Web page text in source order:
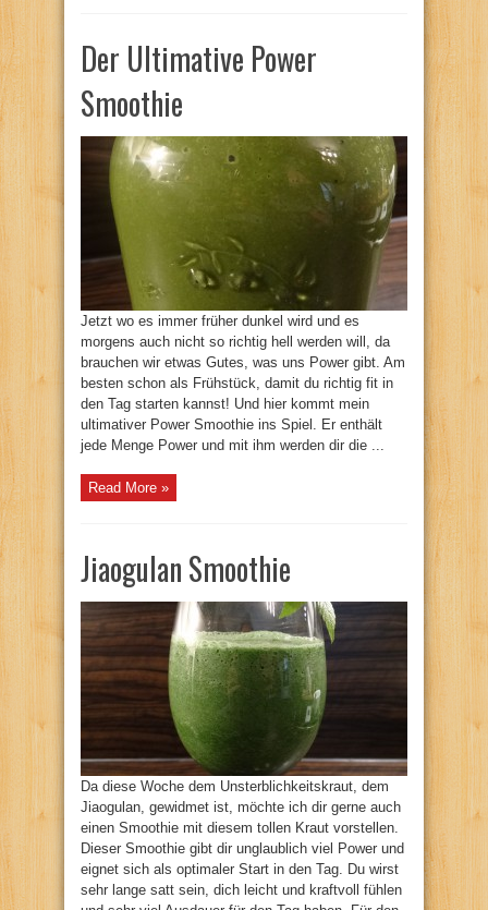
Der Ultimative Power
Smoothie
Jetzt wo es immer früher dunkel wird und es
morgens auch nicht so richtig hell werden will, da
brauchen wir etwas Gutes, was uns Power gibt. Am
besten schon als Frühstück, damit du richtig fit in
den Tag starten kannst! Und hier kommt mein
ultimativer Power Smoothie ins Spiel. Er enthält
jede Menge Power und mit ihm werden dir die ...
Read More »
Jiaogulan Smoothie
Da diese Woche dem Unsterblichkeitskraut, dem
Jiaogulan, gewidmet ist, möchte ich dir gerne auch
einen Smoothie mit diesem tollen Kraut vorstellen.
Dieser Smoothie gibt dir unglaublich viel Power und
eignet sich als optimaler Start in den Tag. Du wirst
sehr lange satt sein, dich leicht und kraftvoll fühlen